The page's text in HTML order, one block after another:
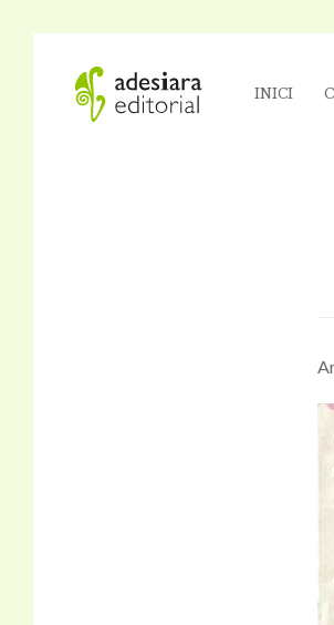
INICI